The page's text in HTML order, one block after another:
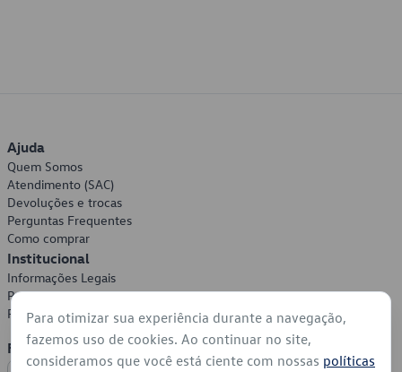
Ajuda
Quem Somos
Atendimento (SAC)
Devoluções e trocas
Perguntas Frequentes
Como comprar
Institucional
Informações Legais
Política de Privacidade
Política de Cookies
Formas de Pagamento
Para otimizar sua experiência durante a navegação,
fazemos uso de cookies. Ao continuar no site,
consideramos que você está ciente com nossas políticas